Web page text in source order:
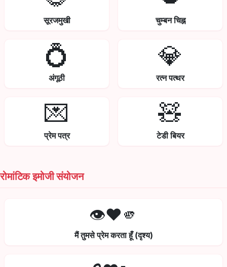
सूरजमुखी चुम्बन चिह्न
💍
अंगूठी
💎
रत्न पत्थर
💌
प्रेम पत्र
🧸
टेडी बियर
रोमांटिक इमोजी संयोजन
👁️❤️🫵
मैं तुमसे प्रेम करता हूँ (दृश्य)